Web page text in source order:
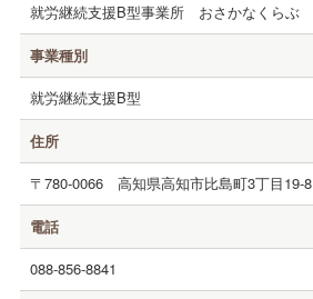
就労継続支援B型事業所 おさかなくらぶ
事業種別
就労継続支援B型
住所
〒780-0066 高知県高知市比島町3丁目19-8
電話
088-856-8841